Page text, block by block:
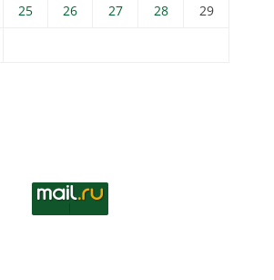
25 26 27 28
29